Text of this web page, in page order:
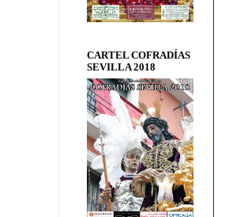
CARTEL COFRADÍAS
SEVILLA 2018